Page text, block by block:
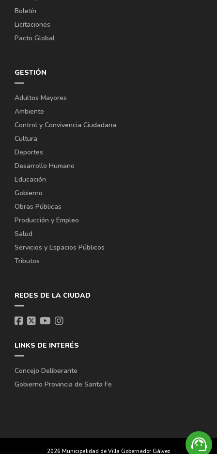
support_agent
Boletín
Licitaciones
Pacto Global
GESTIÓN
Adultos Mayores
Ambiente
Control y Convivencia Ciudadana
Cultura
Deportes
Desarrollo Humano
Educación
Gobierno
Obras Públicas
Producción y Empleo
Salud
Servicios y Espacios Públicos
Tributos
REDES DE LA CIUDAD
LINKS DE INTERÉS
Concejo Deliberante
Gobierno Provincia de Santa Fe
2026 Municipalidad de Villa Gobernador Gálvez